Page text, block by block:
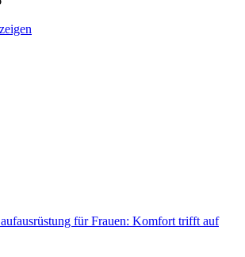
für Frauen: Komfort trifft auf